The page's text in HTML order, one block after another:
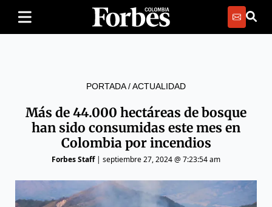
PORTADA/ACTUALIDAD
Más de 44.000 hectáreas de bosque
han sido consumidas este mes en
Colombia por incendios
Forbes Staff| septiembre 27, 2024 @ 7:23:54 am